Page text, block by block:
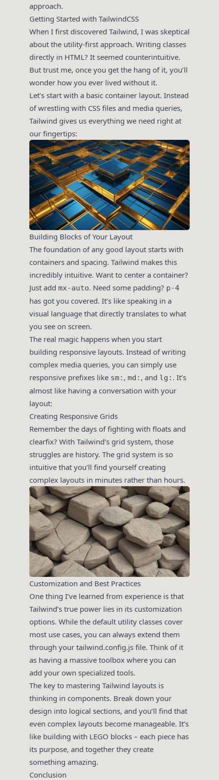
approach.
Getting Started with TailwindCSS
When I first discovered Tailwind, I was skeptical
about the utility-first approach. Writing classes
directly in HTML? It seemed counterintuitive.
But trust me, once you get the hang of it, you’ll
wonder how you ever lived without it.
Let’s start with a basic container layout. Instead
of wrestling with CSS files and media queries,
Tailwind gives us everything we need right at
our fingertips:
Building Blocks of Your Layout
The foundation of any good layout starts with
containers and spacing. Tailwind makes this
incredibly intuitive. Want to center a container?
Just add mx-auto. Need some padding? p-4
has got you covered. It’s like speaking in a
visual language that directly translates to what
you see on screen.
The real magic happens when you start
building responsive layouts. Instead of writing
complex media queries, you can simply use
responsive prefixes like sm: , md: , and lg: . It’s
almost like having a conversation with your
layout:
Creating Responsive Grids
Remember the days of fighting with floats and
clearfix? With Tailwind’s grid system, those
struggles are history. The grid system is so
intuitive that you’ll find yourself creating
complex layouts in minutes rather than hours.
Customization and Best Practices
One thing I’ve learned from experience is that
Tailwind’s true power lies in its customization
options. While the default utility classes cover
most use cases, you can always extend them
through your tailwind.config.js file. Think of it
as having a massive toolbox where you can
add your own specialized tools.
The key to mastering Tailwind layouts is
thinking in components. Break down your
design into logical sections, and you’ll find that
even complex layouts become manageable. It’s
like building with LEGO blocks – each piece has
its purpose, and together they create
something amazing.
Conclusion